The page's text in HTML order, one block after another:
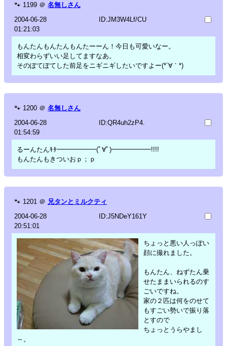
🐾 1199 ＠ 名無しさん
2004-06-28
01:21:03
ID:JM3W4Lf/CU
もんたんもんたんもんたーーん！今日も可愛いなー。
相変わらずいい足してますなあ。
そのぽてぽてした前足をニギニギしたいですよー(*´∀｀*)
🐾 1200 ＠ 名無しさん
2004-06-28
01:54:59
ID:QR4uh2zP4.
るーんたんｷﾀ━━━━━━(ﾟ∀ﾟ)━━━━━━!!!!
もんたんもきついおｐ；ｐ
🐾 1201 ＠ 兄タンとミルクティ
2004-06-28
20:51:01
ID:J5NDeY161Y
ちょっと悪い人っぽい
顔に撮れました。
もんたん、ねずたん乗
せたままいられるのす
ごいですね。
家の２匹は何をのせて
もすごい勢いで振り落
とすので
ちょっとうらやまし
～。